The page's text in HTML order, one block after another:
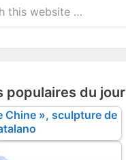
populaires du jour
Chine », sculpture de